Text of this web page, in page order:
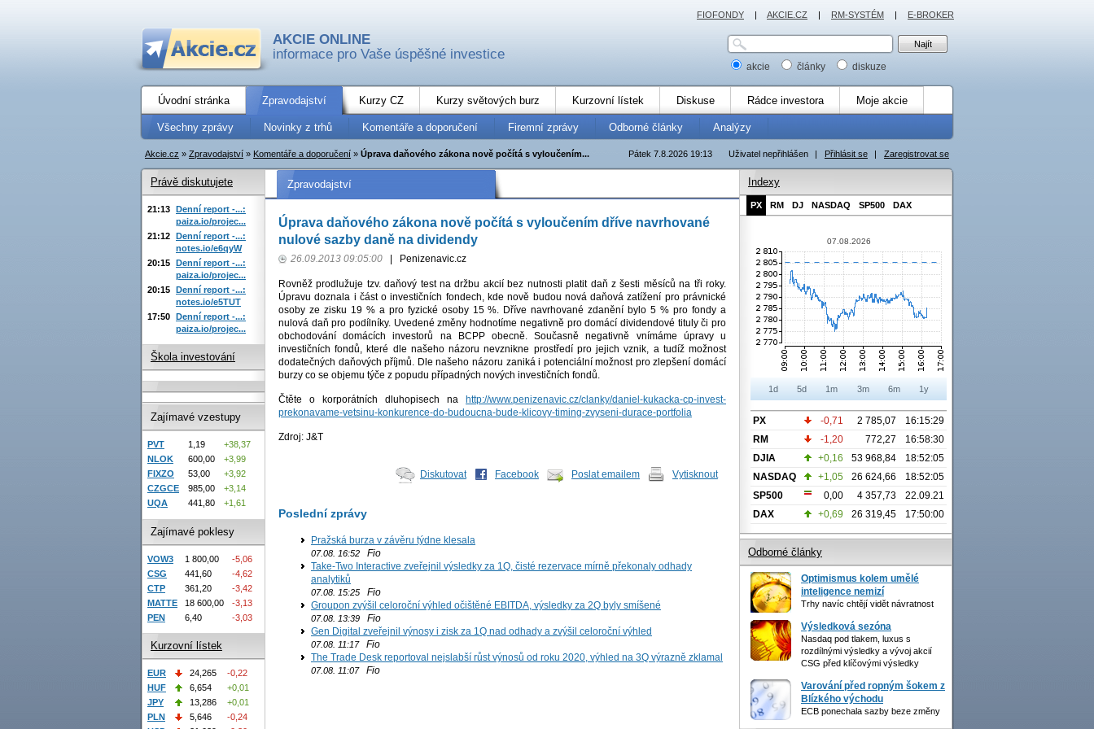
AKCIE ONLINE
informace pro Vaše úspěšné investice
akcie články diskuze
Úvodní stránka Zpravodajství Kurzy CZ Kurzy světových burz Kurzovní lístek Diskuse Rádce investora Moje akcie
Všechny zprávy Novinky z trhů Komentáře a doporučení Firemní zprávy Odborné články Analýzy
Uživatel nepřihlášen | Přihlásit se | Zaregistrovat se
Pátek 7.8.2026 19:13
Akcie.cz » Zpravodajství » Komentáře a doporučení » Úprava daňového zákona nově počítá s vyloučením...
Zpravodajství
Úprava daňového zákona nově počítá s vyloučením dříve navrhované
nulové sazby daně na dividendy
26.09.2013 09:05:00 Penizenavic.cz
Rovněž prodlužuje tzv. daňový test na držbu akcií bez nutnosti platit daň z šesti měsíců na tři roky.
Úpravu doznala i část o investičních fondech, kde nově budou nová daňová zatížení pro právnické
osoby ze zisku 19 % a pro fyzické osoby 15 %. Dříve navrhované zdanění bylo 5 % pro fondy a
nulová daň pro podílníky. Uvedené změny hodnotíme negativně pro domácí dividendové tituly či pro
obchodování domácích investorů na BCPP obecně. Současně negativně vnímáme úpravy u
investičních fondů, které dle našeho názoru nevznikne prostředí pro jejich vznik, a tudíž možnost
dodatečných daňových příjmů. Dle našeho názoru zaniká i potenciální možnost pro zlepšení domácí
burzy co se objemu týče z popudu případných nových investičních fondů.
Čtěte o korporátních dluhopisech na
http://www.penizenavic.cz/clanky/daniel-kukacka-cp-invest-
prekonavame-vetsinu-konkurence-do-budoucna-bude-klicovy-timing-zvyseni-durace-portfolia
Zdroj: J&T
Diskutovat Facebook Poslat emailem Vytisknout
Poslední zprávy
Pražská burza v závěru týdne klesala
07.08. 16:52 Fio
Take-Two Interactive zveřejnil výsledky za 1Q, čisté rezervace mírně překonaly odhady
analytiků
07.08. 15:25 Fio
Groupon zvýšil celoroční výhled očištěné EBITDA, výsledky za 2Q byly smíšené
07.08. 13:39 Fio
Gen Digital zveřejnil výnosy i zisk za 1Q nad odhady a zvýšil celoroční výhled
07.08. 11:17Fio
The Trade Desk reportoval nejslabší růst výnosů od roku 2020, výhled na 3Q výrazně zklamal
07.08. 11:07Fio
Právě diskutujete
21:13 Denní report -...:
paiza.io/projec...
21:12 Denní report -...:
notes.io/e6qyW
20:15 Denní report -...:
paiza.io/projec...
20:15 Denní report -...:
notes.io/e5TUT
17:50 Denní report -...:
paiza.io/projec...
Škola investování
Zajímavé vzestupy
PVT 1,19
+38,37
NLOK
600,00
+3,99
FIXZO
53,00
+3,92
CZGCE
985,00
+3,14
UQA
441,80 +1,61
Zajímavé poklesy
VOW3 1 800,00
-5,06
CSG
441,60
-4,62
CTP
361,20
-3,42
MATTE
18 600,00
-3,13
PEN
6,40 -3,03
Kurzovní lístek
EUR 24,265
-0,22
HUF
6,654
+0,01
JPY
13,286
+0,01
PLN
5,646
-0,24
Indexy
PX RM DJ NASDAQ SP500 DAX
07.08.2026
1d 5d 1m 3m 6m 1y
PX -0,71 2 785,07
16:15:29
RM
-1,20 772,27
16:58:30
DJIA
+0,16 53 968,84
18:52:05
NASDAQ
+1,05 26 624,66
18:52:05
SP500
0,00 4 357,73
22.09.21
DAX
+0,69 26 319,45 17:50:00
Odborné články
Optimismus kolem umělé
inteligence nemizí
Trhy navíc chtějí vidět návratnost
Výsledková sezóna
Nasdaq pod tlakem, luxus s
rozdílnými výsledky a vývoj akcií
CSG před klíčovými výsledky
Varování před ropným šokem z
Blízkého východu
ECB ponechala sazby beze změny
FIOFONDY | AKCIE.CZ | RM-SYSTÉM | E-BROKER